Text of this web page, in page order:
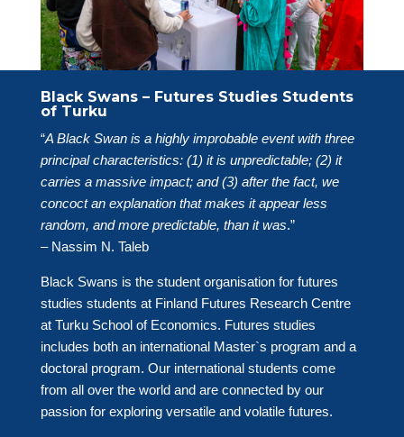
Black Swans – Futures Studies Students
of Turku
“A Black Swan is a highly improbable event with three
principal characteristics: (1) it is unpredictable; (2) it
carries a massive impact; and (3) after the fact, we
concoct an explanation that makes it appear less
random, and more predictable, than it was.”
– Nassim N. Taleb
Black Swans is the student organisation for futures
studies students at Finland Futures Research Centre
at Turku School of Economics. Futures studies
includes both an international Master`s program and a
doctoral program. Our international students come
from all over the world and are connected by our
passion for exploring versatile and volatile futures.